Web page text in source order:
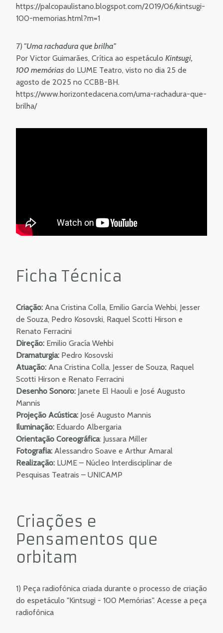
https://palcopaulistano.blogspot.com/2019/06/kintsugi-
100-memorias.html?m=1
7) "Uma rachadura que brilha"
Por Victor Guimarães, Crítica ao espetáculo Kintsugi,
100 memórias do LUME Teatro, visto no dia 25 de
agosto de 2025 no CCBB-BH.
https://www.horizontedacena.com/uma-rachadura-que-
brilha/
Ficha Técnica
Criação: Ana Cristina Colla, Emilio García Wehbi, Jesser
de Souza, Pedro Kosovski, Raquel Scotti Hirson e
Renato Ferracini
Direção: Emilio Gracía Wehbi
Dramaturgia: Pedro Kosovski
Atuação: Ana Cristina Colla, Jesser de Souza, Raquel
Scotti Hirson e Renato Ferracini
Desenho Sonoro: Janete El Haouli e José Augusto
Mannis
Projeção Acústica: José Augusto Mannis
Iluminação: Eduardo Albergaria
Orientação Coreográfica: Jussara Miller
Fotografia: Alessandro Soave e Arthur Amaral
Realização: LUME – Núcleo Interdisciplinar de
Pesquisas Teatrais – UNICAMP
Criações e
Pensamentos que
orbitam
1) Peça radiofônica criada durante o processo de criação
do espetáculo "Kintsugi - 100 Memórias". Acesse a peça
radiofônica